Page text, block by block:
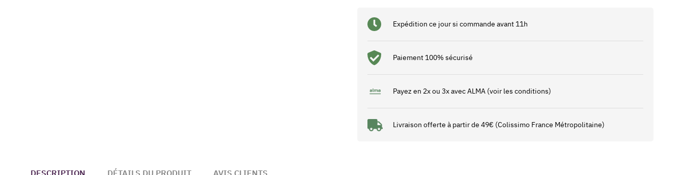
Expédition ce jour si commande avant 11h
Paiement 100% sécurisé
Payez en 2x ou 3x avec ALMA (voir les conditions)
Livraison offerte à partir de 49€ (Colissimo France Métropolitaine)
DESCRIPTION DÉTAILS DU PRODUIT AVIS CLIENTS